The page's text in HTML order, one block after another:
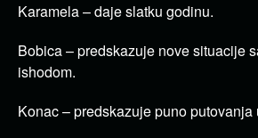
Karamela – daje slatku godinu.
Bobica – predskazuje nove situacije
ishodom.
Konac – predskazuje puno